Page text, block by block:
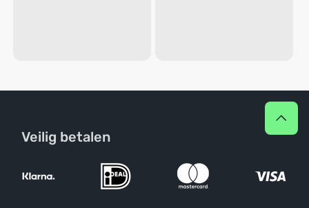
Veilig betalen